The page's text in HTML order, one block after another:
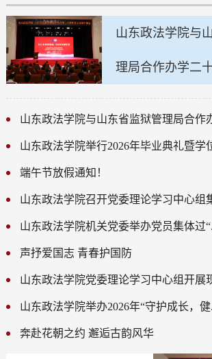
山东政法学院与
理局合作办学二
果汇报会举行
山东政法学院与山东省监狱管理局合作
山东政法学院举行2026年毕业典礼暨学
端午节放假通知！
山东政法学院召开党委理论学习中心组
山东政法学院机关党委举办党员集体过
声抒爱国志 青春护国防
山东政法学院党委理论学习中心组开展
山东政法学院举办2026年“守护成长，健
奔赴花朝之约 邂逅古韵风华